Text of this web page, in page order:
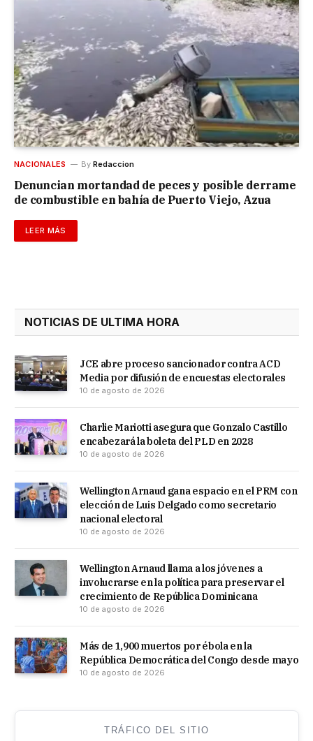
NACIONALES By Redaccion
Denuncian mortandad de peces y posible derrame
de combustible en bahía de Puerto Viejo, Azua
LEER MÁS
NOTICIAS DE ULTIMA HORA
JCE abre proceso sancionador contra ACD
Media por difusión de encuestas electorales
10 de agosto de 2026
Charlie Mariotti asegura que Gonzalo Castillo
encabezará la boleta del PLD en 2028
10 de agosto de 2026
Wellington Arnaud gana espacio en el PRM con
elección de Luis Delgado como secretario
nacional electoral
10 de agosto de 2026
Wellington Arnaud llama a los jóvenes a
involucrarse en la política para preservar el
crecimiento de República Dominicana
10 de agosto de 2026
Más de 1,900 muertos por ébola en la
República Democrática del Congo desde mayo
10 de agosto de 2026
TRÁFICO DEL SITIO